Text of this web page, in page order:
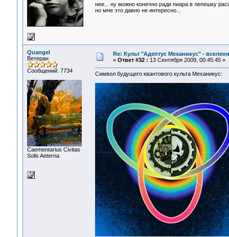
нее... ну можно конечно ради пиара в лепешку
но мне это давно не интересно...
Quangel
Ветеран
Сообщений: 7734
Сaementarius Civitas
Solis Aeterna
Re: Культ "Адептус Механикус" -
« Ответ #32 : 13 Сентября 2009, 00:45:45 »
Символ будущего квантового культа Механикус: